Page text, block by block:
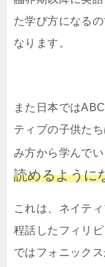
た学び方になる
なります。
また日本ではABC
ティブの子供た
み方から学んでい
読めるように
これは、ネイテ
程話したフィリ
ではフォニック